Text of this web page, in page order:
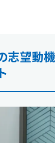
志望動